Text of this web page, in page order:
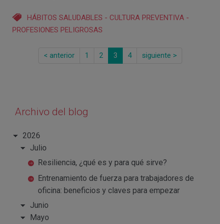
HÁBITOS SALUDABLES - CULTURA PREVENTIVA -
PROFESIONES PELIGROSAS
< anterior 1 2 3 4 siguiente >
Archivo del blog
2026
Julio
Resiliencia, ¿qué es y para qué sirve?
Entrenamiento de fuerza para trabajadores de
oficina: beneficios y claves para empezar
Junio
Mayo